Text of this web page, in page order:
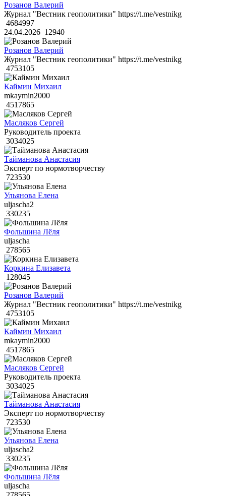
Розанов Валерий
Журнал "Вестник геополитики" https://t.me/vestnikg
4684997
24.04.2026 12940
Розанов Валерий
Журнал "Вестник геополитики" https://t.me/vestnikg
4753105
Каймин Михаил
mkaymin2000
4517865
Масляков Сергей
Руководитель проекта
3034025
Тайманова Анастасия
Эксперт по нормотворчеству
723530
Ульянова Елена
uljascha2
330235
Фольшина Лёля
uljascha
278565
Коркина Елизавета
128045
Розанов Валерий
Журнал "Вестник геополитики" https://t.me/vestnikg
4753105
Каймин Михаил
mkaymin2000
4517865
Масляков Сергей
Руководитель проекта
3034025
Тайманова Анастасия
Эксперт по нормотворчеству
723530
Ульянова Елена
uljascha2
330235
Фольшина Лёля
uljascha